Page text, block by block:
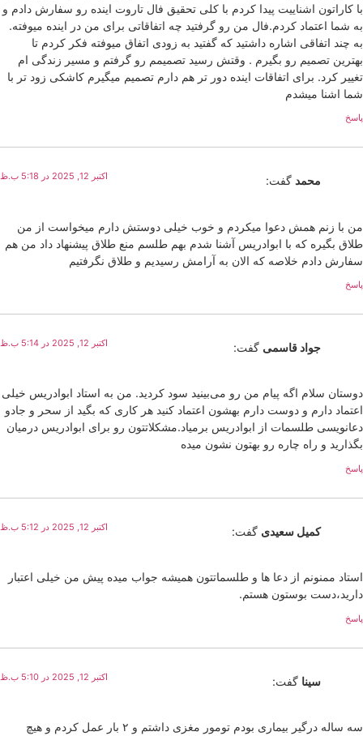
با کاراتون اشناییت پیدا کردم با کلی تحقیق فال تاروت اینده رو سفارش دادم و
به شما اعتماد کردم.فال من رو گرفتید چه اتفاقاتی برای من در اینده میوفته.
به چند اتفاقی اشاره داشتید که گفتید به زودی اتفاق میوفته فکر کردم تا
بهترین تصمیم رو بگیرم . وقتش رسید تصمیمم رو گرفتم و مسیر زندگی ام
تغییر کرد. برای اتفاقات اینده دور تر هم دارم تصمیم میگیرم کاشکی زود تر با
شما اشنا میشدم
پاسخ
محمد گفت: اکتبر 12, 2025 در 5:18 ب.ظ
من با زنم همش دعوا میکردم و خوب خیلی دوستش دارم میخواست از من
طلاق بگیره که با ابوادریس آشنا شدم بهم طلسم منع طلاق پیشنهاد داد من هم
سفارش دادم خلاصه که الان به آرامش رسیدیم و طلاق نگرفتیم
پاسخ
جواد قاسمی گفت: اکتبر 12, 2025 در 5:14 ب.ظ
دوستان سلام اگه پیام من رو می‌بینید سود کردید. من به استاد ابوادریس خیلی
اعتماد دارم و دوست دارم بهشون اعتماد کنید هر کاری که بگید از سحر و جادو
دعانویسی طلسمات از ابوادریس برمیاد.مشکلاتتون رو برای ابوادریس درمیان
بگذارید و راه چاره رو بهتون نشون میده
پاسخ
کمیل سعیدی گفت: اکتبر 12, 2025 در 5:12 ب.ظ
استاد ممنونم از دعا ها و طلسماتتون همیشه جواب میده پیش من خیلی اعتبار
دارید،دست بوستون هستم.
پاسخ
سینا گفت: اکتبر 12, 2025 در 5:10 ب.ظ
سه ساله درگیر بیماری بودم تومور مغزی داشتم و ۲ بار عمل کردم و هیچ